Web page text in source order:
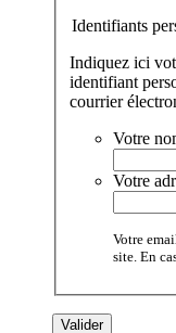
Identifiants
Indiquez ici
identifiant
courrier
Votre
site. En